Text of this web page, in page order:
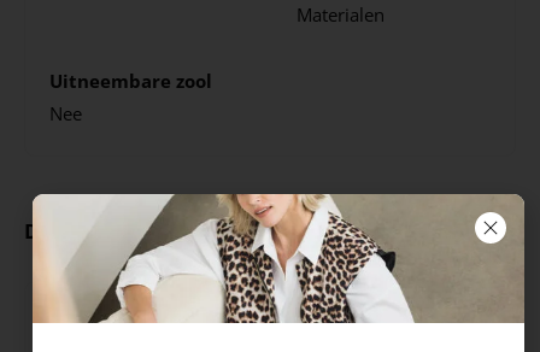
Materialen
Uitneembare zool
Nee
Deze producten ga je leuk vinden